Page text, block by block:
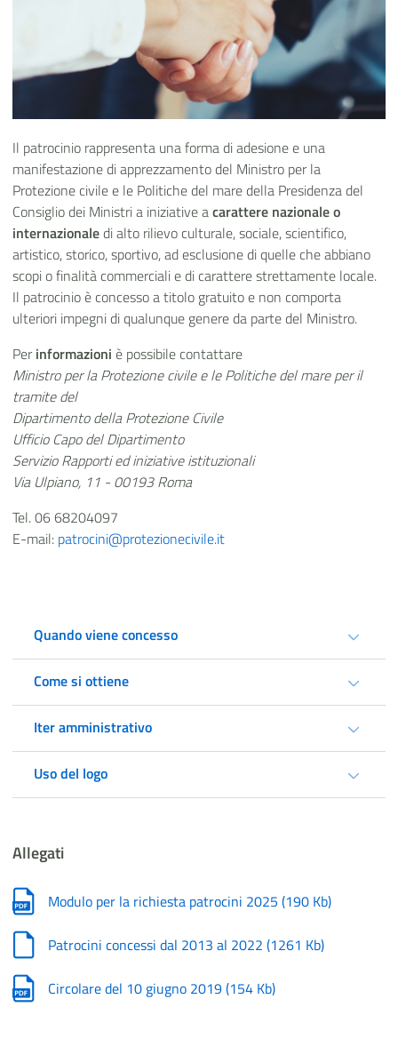
Il patrocinio rappresenta una forma di adesione e una
manifestazione di apprezzamento del Ministro per la
Protezione civile e le Politiche del mare della Presidenza del
Consiglio dei Ministri a iniziative acarattere nazionale o
internazionaledi alto rilievo culturale, sociale, scientifico,
artistico, storico, sportivo, ad esclusione di quelle che abbiano
scopi o finalità commerciali e di carattere strettamente locale.
Il patrocinio è concesso a titolo gratuito e non comporta
ulteriori impegni di qualunque genere da parte del Ministro.
Perinformazioni è possibile contattare
Ministro per la Protezione civile e le Politiche del mare per il
tramite del
Dipartimento della Protezione Civile
Ufficio Capo del Dipartimento
Servizio Rapporti ed iniziative istituzionali
Via Ulpiano, 11 - 00193 Roma
Tel. 06 68204097
E-mail: patrocini@protezionecivile.it
Quando viene concesso
Come si ottiene
Iter amministrativo
Uso del logo
Allegati
Modulo per la richiesta patrocini 2025 (190 Kb)
Patrocini concessi dal 2013 al 2022 (1261 Kb)
Circolare del 10 giugno 2019(154 Kb)